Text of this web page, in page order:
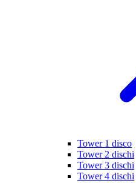
Tower 1 disco
Tower 2 dischi
Tower 3 dischi
Tower 4 dischi